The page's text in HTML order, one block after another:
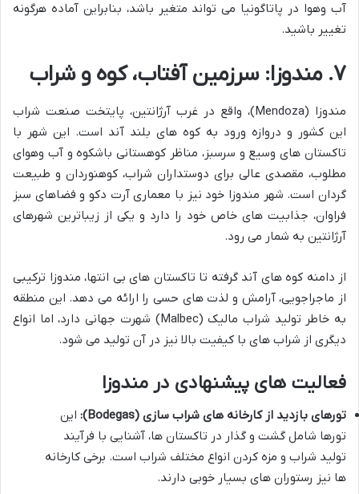
آب وهوا در پاتاگونیا می تواند متغیر باشد، بنابراین آماده هرگونه
تغییر باشید.
۷. مندوزا: سرزمین آفتاب، کوه و شراب
مندوزا (Mendoza)، واقع در غرب آرژانتین، پایتخت صنعت شراب
این کشور و دروازه ورود به کوه های بلند آند است. این شهر با
تاکستان های وسیع و سرسبز، مناظر کوهستانی باشکوه و آب وهوای
مطلوب، مقصدی عالی برای دوستداران شراب، کوهنوردان و طبیعت
گردان است. شهر مندوزا خود نیز با معماری آرت دکو و فضاهای سبز
فراوان، جذابیت های خاص خود را دارد و یکی از زیباترین شهرهای
آرژانتین به شمار می رود.
از دامنه کوه های آند گرفته تا تاکستان های بی انتها، مندوزا ترکیبی
از ماجراجویی، آرامش و لذت های حسی را ارائه می دهد. این منطقه
به خاطر تولید شراب مالیک (Malbec) شهرت جهانی دارد، اما انواع
دیگری از شراب های با کیفیت بالا نیز در آن تولید می شود.
فعالیت های پیشنهادی در مندوزا
تورهای بازدید از کارخانه های شراب سازی (Bodegas):
این
تورها شامل گشت و گذار در تاکستان ها، آشنایی با فرآیند
تولید شراب و مزه کردن انواع مختلف شراب است. برخی کارخانه
ها نیز رستوران های بسیار خوبی دارند.